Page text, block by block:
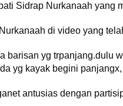
Sidrap Nurkanaah yang
di video yang
barisan yg trpanjang.dulu
yg kayak begini
antusias dengan